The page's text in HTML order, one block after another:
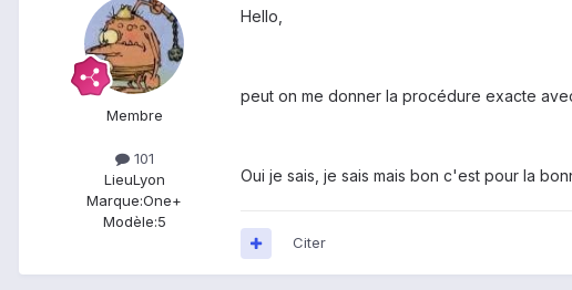
Membre
101
LieuLyon
Marque:One+
Modèle:5
Hello,
peut on me donner la procédure exacte
Oui je sais, je sais mais bon c'est pour la
Citer